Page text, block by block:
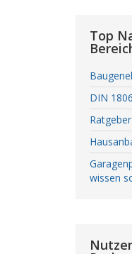
Top
DIN
wissen